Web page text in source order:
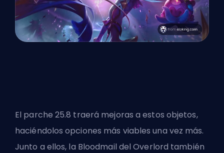
El parche 25.8 traerá mejoras a estos objetos,
haciéndolos opciones más viables una vez más.
Junto a ellos, la Bloodmail del Overlord también